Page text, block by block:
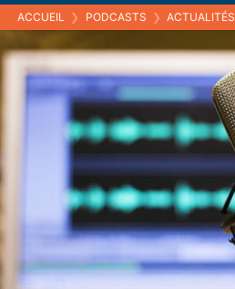
ACCUEIL ❯ PODCASTS ❯ ACTUALITÉS